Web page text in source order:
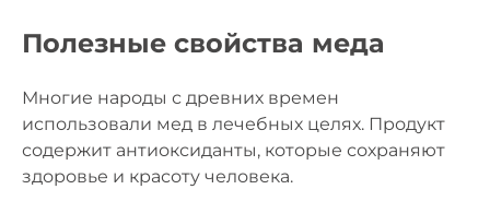
Полезные свойства меда
Многие народы с древних времен
использовали мед в лечебных целях. Продукт
содержит антиоксиданты, которые сохраняют
здоровье и красоту человека.